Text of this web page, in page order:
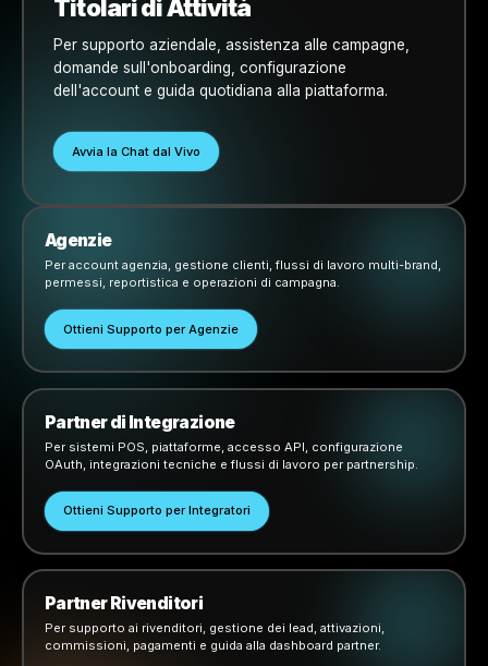
Parla con il Team di Rulrr
Scegli il canale giusto per la
domanda.
di telefono, richieste commerciali e richieste di
Aggiungi i tuoi veri dati di contatto in questa sezione
pubblichi la pagina.
Titolari di Attività
Per supporto aziendale, assistenza alle campagne,
domande sull'onboarding, configurazione
dell'account e guida quotidiana alla piattaforma.